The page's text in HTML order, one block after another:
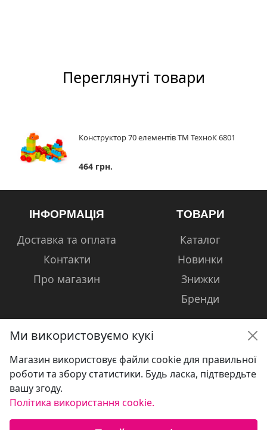
Переглянуті товари
Конструктор 70 елементів ТМ ТехноК 6801
464 грн.
ІНФОРМАЦІЯ
Доставка та оплата
Контакти
Про магазин
ТОВАРИ
Каталог
Новинки
Знижки
Бренди
КОНТАКТИ
Ми використовуємо кукі
Магазин використовує файли cookie для правильної
роботи та збору статистики. Будь ласка, підтвердьте
вашу згоду.
Політика використання cookie.